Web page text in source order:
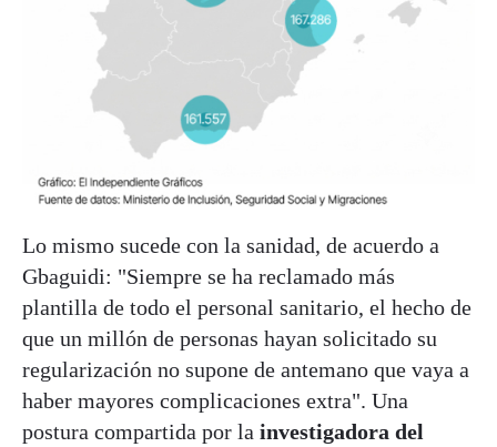
Lo mismo sucede con la sanidad, de acuerdo a
Gbaguidi: "Siempre se ha reclamado más
plantilla de todo el personal sanitario, el hecho de
que un millón de personas hayan solicitado su
regularización no supone de antemano que vaya a
haber mayores complicaciones extra". Una
postura compartida por la investigadora del